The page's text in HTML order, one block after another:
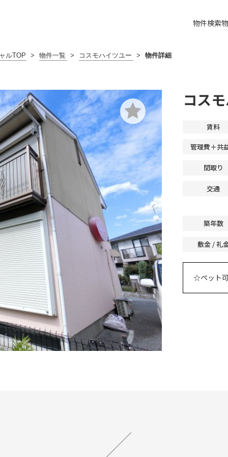
物件検索
ルTOP > 物件一覧 > コスモハイツユー > 物件詳細
コス
賃料
管理費＋共
間取り
交通
築年数
敷金 / 礼
☆ペット